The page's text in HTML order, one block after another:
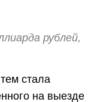
рублей,
стала
на выезде